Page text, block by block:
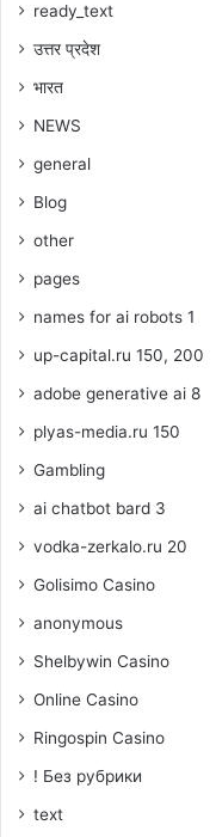
ready_text
उत्तर प्रदेश
भारत
NEWS
general
Blog
other
pages
names for ai robots 1
up-capital.ru 150, 200
adobe generative ai 8
plyas-media.ru 150
Gambling
ai chatbot bard 3
vodka-zerkalo.ru 20
Golisimo Casino
anonymous
Shelbywin Casino
Online Casino
Ringospin Casino
! Без рубрики
text